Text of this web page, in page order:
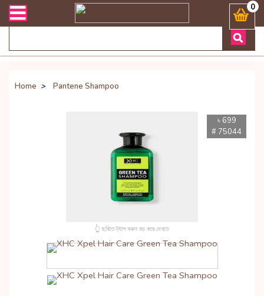
সংক্রান্ত যেকোনো জিজ্ঞাসায় কল করুনঃ ( Whatsapp ) 8801972277444
0
Home > Pantene Shampoo
৳ 699
# 75044
👆 ছবিতে ট্যাপ করুন বড় করে দেখতে